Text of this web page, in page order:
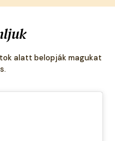
alatt belopják magukat